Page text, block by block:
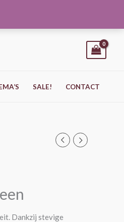
SALE! CONTACT
Dankzij stevige